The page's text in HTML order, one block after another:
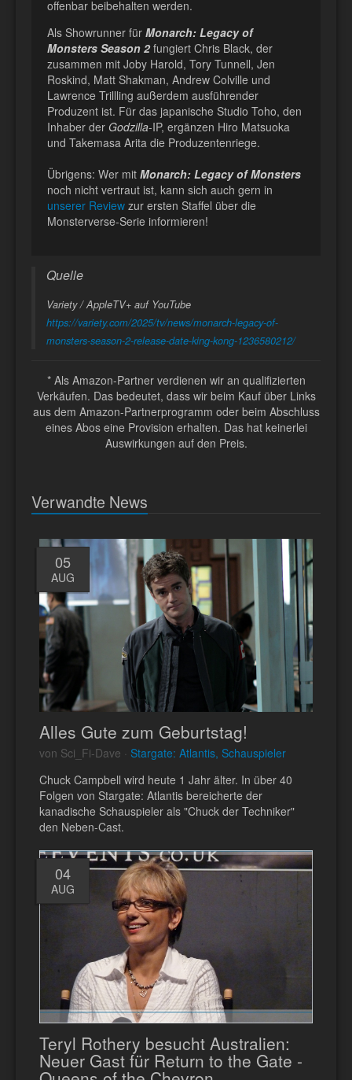
offenbar beibehalten werden.
Als Showrunner für Monarch: Legacy of
Monsters Season 2fungiert Chris Black, der
zusammen mit Joby Harold, Tory Tunnell, Jen
Roskind, Matt Shakman, Andrew Colville und
Lawrence Trillling außerdem ausführender
Produzent ist. Für das japanische Studio Toho, den
Inhaber der Godzilla-IP, ergänzen Hiro Matsuoka
und Takemasa Arita die Produzentenriege.
Übrigens: Wer mit Monarch: Legacy of Monsters
noch nicht vertraut ist, kann sich auch gern in
unserer Review zur ersten Staffel über die
Monsterverse-Serie informieren!
Quelle
Variety / AppleTV+ auf YouTube
https://variety.com/2025/tv/news/monarch-legacy-of-
monsters-season-2-release-date-king-kong-1236580212/
* Als Amazon-Partner verdienen wir an qualifizierten
Verkäufen. Das bedeutet, dass wir beim Kauf über Links
aus dem Amazon-Partnerprogramm oder beim Abschluss
eines Abos eine Provision erhalten. Das hat keinerlei
Auswirkungen auf den Preis.
Verwandte News
05
AUG
Alles Gute zum Geburtstag!
von Sci_Fi-Dave · Stargate: Atlantis, Schauspieler
Chuck Campbell wird heute 1 Jahr älter. In über 40
Folgen von Stargate: Atlantis bereicherte der
kanadische Schauspieler als "Chuck der Techniker"
den Neben-Cast.
04
AUG
Teryl Rothery besucht Australien:
Neuer Gast für Return to the Gate -